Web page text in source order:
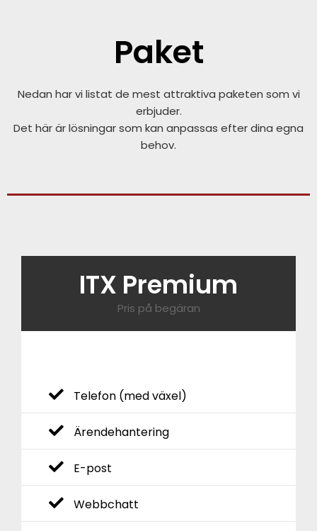
Paket
Nedan har vi listat de mest attraktiva paketen som vi
erbjuder.
Det här är lösningar som kan anpassas efter dina egna
behov.
ITX Premium
Pris på begäran
Telefon (med växel)
Ärendehantering
E-post
Webbchatt